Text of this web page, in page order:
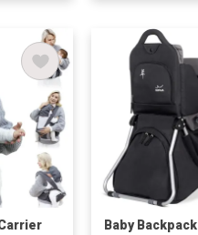
Baby Backpack